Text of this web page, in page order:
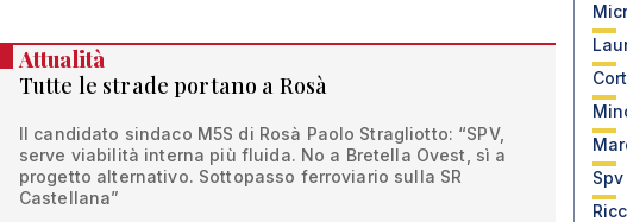
Attualità
Tutte le strade portano a Rosà
Il candidato sindaco M5S di Rosà Paolo Stragliotto: “SPV,
serve viabilità interna più fluida. No a Bretella Ovest, sì a
progetto alternativo. Sottopasso ferroviario sulla SR
Castellana”
Spv